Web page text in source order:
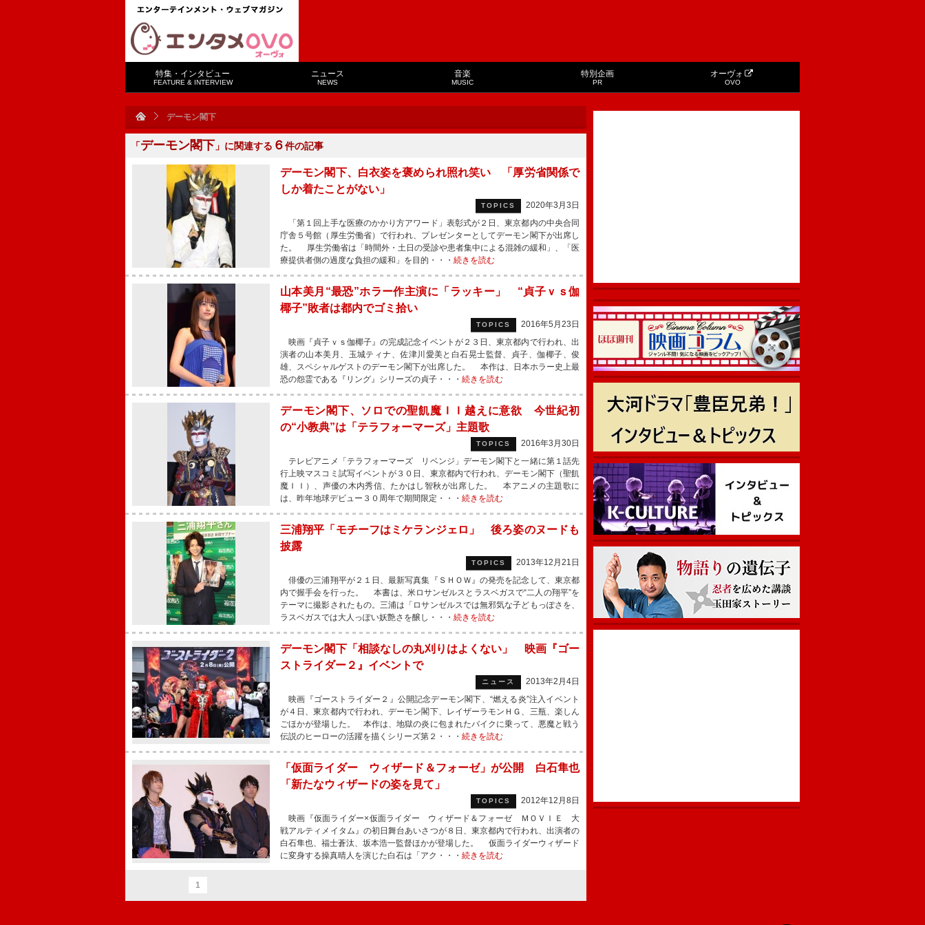
特集・インタビュー
FEATURE & INTERVIEW
ニュース
NEWS
音楽
MUSIC
特別企画
PR
オーヴォ
OVO
デーモン閣下
「デーモン閣下 」に関連する ６件の記事
デーモン閣下、白衣姿を褒められ照れ笑い 「厚労省関係で
しか着たことがない」
TOPICS
2020年3月3日
「第１回上手な医療のかかり方アワード」表彰式が２日、東京都内の中央合同
庁舎５号館（厚生労働省）で行われ、プレゼンターとしてデーモン閣下が出席し
た。 厚生労働省は「時間外・土日の受診や患者集中による混雑の緩和」、「医
療提供者側の過度な負担の緩和」を目的・・・ 続きを読む
山本美月“最恐”ホラー作主演に「ラッキー」 “貞子ｖｓ伽
椰子”敗者は都内でゴミ拾い
TOPICS
2016年5月23日
映画『貞子ｖｓ伽椰子』の完成記念イベントが２３日、東京都内で行われ、出
演者の山本美月、玉城ティナ、佐津川愛美と白石晃士監督、貞子、伽椰子、俊
雄、スペシャルゲストのデーモン閣下が出席した。 本作は、日本ホラー史上最
恐の怨霊である『リング』シリーズの貞子・・・ 続きを読む
デーモン閣下、ソロでの聖飢魔ＩＩ越えに意欲 今世紀初
の“小教典”は「テラフォーマーズ」主題歌
TOPICS
2016年3月30日
テレビアニメ「テラフォーマーズ リベンジ」デーモン閣下と一緒に第１話先
行上映マスコミ試写イベントが３０日、東京都内で行われ、デーモン閣下（聖飢
魔ＩＩ）、声優の木内秀信、たかはし智秋が出席した。 本アニメの主題歌に
は、昨年地球デビュー３０周年で期間限定・・・ 続きを読む
三浦翔平「モチーフはミケランジェロ」 後ろ姿のヌードも
披露
TOPICS
2013年12月21日
俳優の三浦翔平が２１日、最新写真集『ＳＨＯＷ』の発売を記念して、東京都
内で握手会を行った。 本書は、米ロサンゼルスとラスベガスで“二人の翔平”を
テーマに撮影されたもの。三浦は「ロサンゼルスでは無邪気な子どもっぽさを、
ラスベガスでは大人っぽい妖艶さを醸し・・・ 続きを読む
デーモン閣下「相談なしの丸刈りはよくない」 映画『ゴー
ストライダー２』イベントで
ニュース
2013年2月4日
映画『ゴーストライダー２』公開記念デーモン閣下、“燃える炎”注入イベント
が４日、東京都内で行われ、デーモン閣下、レイザーラモンＨＧ、三瓶、楽しん
ごほかが登場した。 本作は、地獄の炎に包まれたバイクに乗って、悪魔と戦う
伝説のヒーローの活躍を描くシリーズ第２・・・ 続きを読む
「仮面ライダー ウィザード＆フォーゼ」が公開 白石隼也
「新たなウィザードの姿を見て」
TOPICS
2012年12月8日
映画『仮面ライダー×仮面ライダー ウィザード＆フォーゼ ＭＯＶＩＥ 大
戦アルティメイタム』の初日舞台あいさつが８日、東京都内で行われ、出演者の
白石隼也、福士蒼汰、坂本浩一監督ほかが登場した。 仮面ライダーウィザード
に変身する操真晴人を演じた白石は「アク・・・ 続きを読む
1